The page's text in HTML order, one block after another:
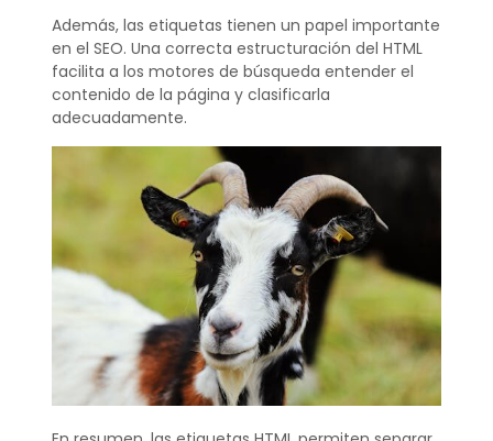
Además, las etiquetas tienen un papel importante
en el SEO. Una correcta estructuración del HTML
facilita a los motores de búsqueda entender el
contenido de la página y clasificarla
adecuadamente.